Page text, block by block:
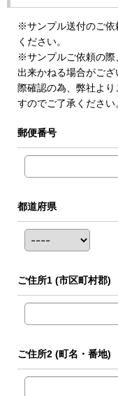
※サンプル送付のご依
ください。
※サンプルご依頼の際
出来かねる場合がご
際確認の為、弊社よ
すのでご了承ください
郵便番号
都道府県
ご住所1 (市区町村郡)
ご住所2 (町名・番地)